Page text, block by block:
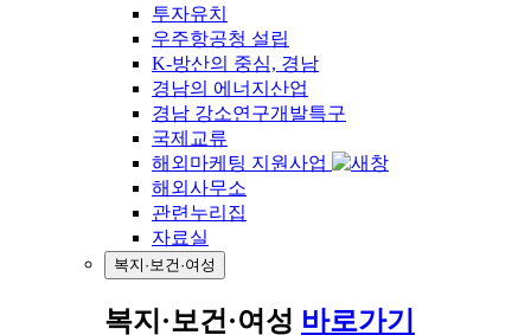
투자유치
우주항공청 설립
K-방산의 중심, 경남
경남의 에너지산업
경남 강소연구개발특구
국제교류
해외마케팅 지원사업
해외사무소
관련누리집
자료실
복지·보건·여성
복지·보건·여성 바로가기